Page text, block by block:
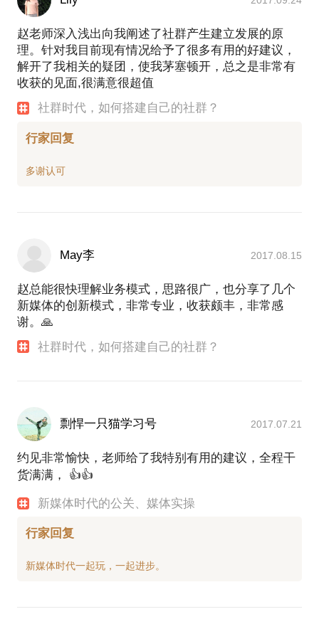
赵老师深入浅出向我阐述了社群产生建立发展的原
理。针对我目前现有情况给予了很多有用的好建议，
解开了我相关的疑团，使我茅塞顿开，总之是非常有
收获的见面,很满意很超值
社群时代，如何搭建自己的社群？
行家回复
May李 2017.08.15
赵总能很快理解业务模式，思路很广，也分享了几个
新媒体的创新模式，非常专业，收获颇丰，非常感
谢。🙏
社群时代，如何搭建自己的社群？
剽悍一只猫学习号 2017.07.21
约见非常愉快，老师给了我特别有用的建议，全程干
货满满， 👍👍
新媒体时代的公关、媒体实操
行家回复